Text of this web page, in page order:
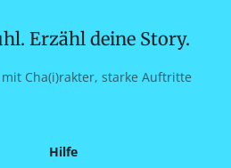
Erzähl deine Story.
Cha(i)rakter, starke Auftritte
Hilfe